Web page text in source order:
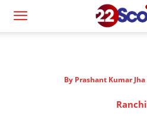
By Prashant Kumar Jha
Ranchi